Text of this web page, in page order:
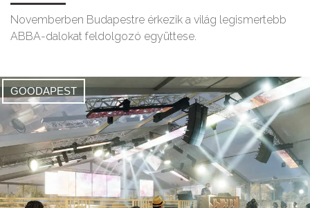
Novemberben Budapestre érkezik a világ legismertebb
ABBA-dalokat feldolgozó együttese.
GOODAPEST